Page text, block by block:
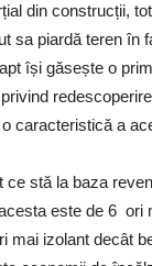
din construcții,
sa piardă teren în
își găsește o
caracteristică a
ce stă la baza
este de 6 ori
mai izolant decât